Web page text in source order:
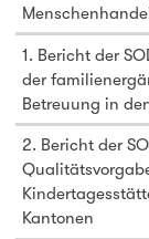
1. Bericht der
der
Betreuung in
2. Bericht der
Kantonen